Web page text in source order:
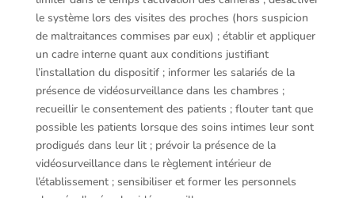
le système lors des visites des proches (hors suspicion
de maltraitances commises par eux) ; établir et appliquer
un cadre interne quant aux conditions justifiant
l’installation du dispositif ; informer les salariés de la
présence de vidéosurveillance dans les chambres ;
recueillir le consentement des patients ; flouter tant que
possible les patients lorsque des soins intimes leur sont
prodigués dans leur lit ; prévoir la présence de la
vidéosurveillance dans le règlement intérieur de
l’établissement ; sensibiliser et former les personnels